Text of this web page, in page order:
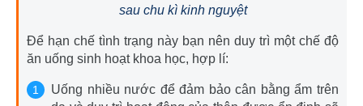
sau chu kì kinh nguyệt
Để hạn chế tình trạng này bạn nên duy trì một chế độ
ăn uống sinh hoạt khoa học, hợp lí:
Uống nhiều nước để đảm bảo cân bằng ẩm trên